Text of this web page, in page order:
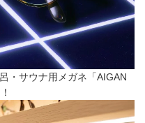
・サウナ用メガネ「AIGAN